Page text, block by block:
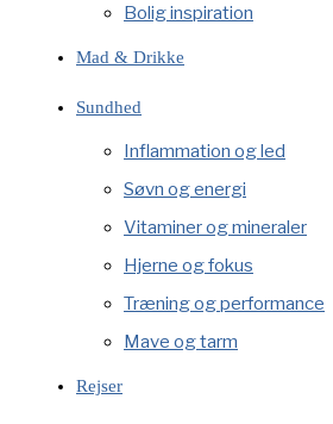
Bolig inspiration
Mad & Drikke
Sundhed
Inflammation og led
Søvn og energi
Vitaminer og mineraler
Hjerne og fokus
Træning og performance
Mave og tarm
Rejser